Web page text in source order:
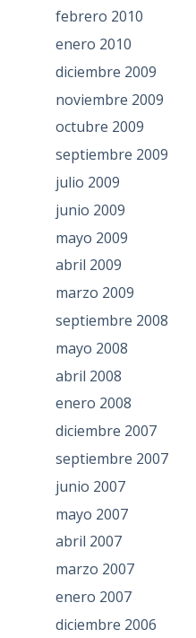
febrero 2010
enero 2010
diciembre 2009
noviembre 2009
octubre 2009
septiembre 2009
julio 2009
junio 2009
mayo 2009
abril 2009
marzo 2009
septiembre 2008
mayo 2008
abril 2008
enero 2008
diciembre 2007
septiembre 2007
junio 2007
mayo 2007
abril 2007
marzo 2007
enero 2007
diciembre 2006